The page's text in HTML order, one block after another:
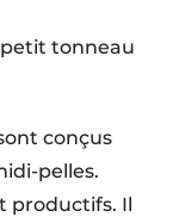
petit tonneau
conçus
pelles.
productifs. Il